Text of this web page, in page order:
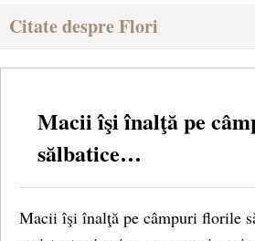
Citate despre Flori
Macii îşi înalţă pe
sălbatice…
Macii îşi înalţă pe câmpuri florile